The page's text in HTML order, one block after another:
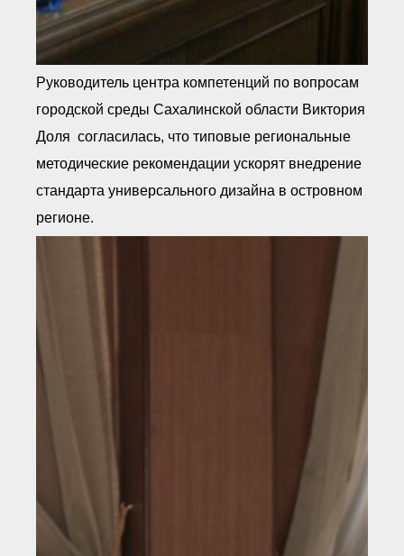
Руководитель центра компетенций по вопросам
городской среды Сахалинской области Виктория
Доля согласилась, что типовые региональные
методические рекомендации ускорят внедрение
стандарта универсального дизайна в островном
регионе.